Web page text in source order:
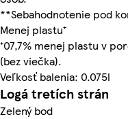
**Sebahodnotenie pod
Menej plastu⁺
⁺07,7% menej plastu v
(bez viečka).
Veľkosť balenia: 0.075l
Logá tretích strán
Zelený bod